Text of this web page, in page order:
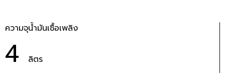
ความจุน้ำมันเชื้อเพลิง
4 ลิตร